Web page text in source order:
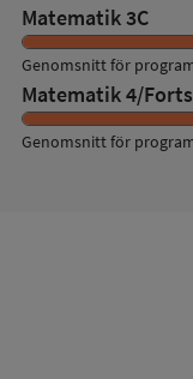
Matematik 3C
Genomsnitt för
Matematik 4/
Genomsnitt för